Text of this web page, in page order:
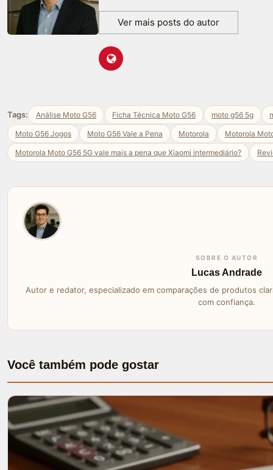
Ver mais posts do autor
Tags: Análise Moto G56 Ficha Técnica Moto G56 moto g56 5g
Moto G56 Jogos Moto G56 Vale a Pena Motorola Motorola
Motorola Moto G56 5G vale mais a pena que Xiaomi intermediário?
SOBRE O AUTOR
Lucas Andrade
Autor e redator, especializado em comparações de produtos
com confiança.
Você também pode gostar